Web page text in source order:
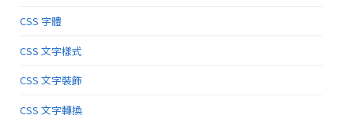
CSS 字體
CSS 文字樣式
CSS 文字裝飾
CSS 文字轉換